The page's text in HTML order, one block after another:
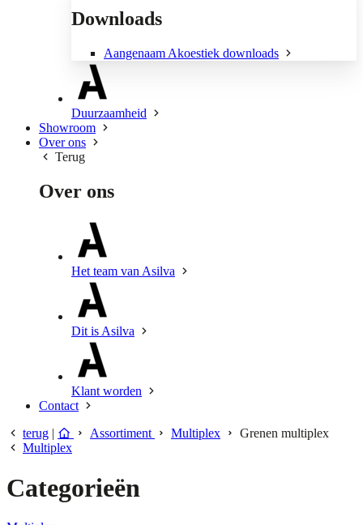
Downloads
Aangenaam Akoestiek downloads
Duurzaamheid
Showroom
Over ons
Terug
Over ons
Het team van Asilva
Dit is Asilva
Klant worden
Contact
terug | Assortiment Multiplex
Grenen multiplex
Multiplex
Categorieën